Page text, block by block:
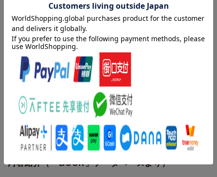
内容紹介（JPROより）
／
学校の授業や、家での勉強がグレードアップする！
「タブレットPC」の上手な活用法をビジュアルでわかりやすくご
■豊富なイラストではじめてでもわかりやすい！
教科ごとの授業を例として、タブレットPCのさまざまな機能や、
その具体的な操作方法をビジュアルでわかりやすくご紹介。タブ
レットPCの操作についての説明は、イラストでわかりやすく、ま
たどの端末（機種）でも対応できるような内容にしています。
■子どもたちが楽しめるチャレンジページも！
内容紹介（「BOOK」データベースより）